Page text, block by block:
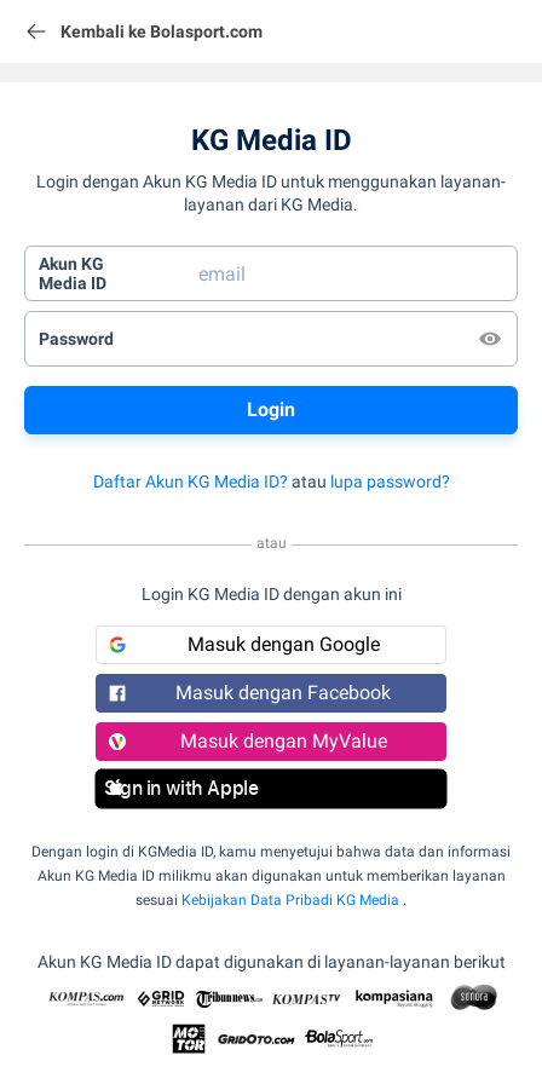
Kembali ke Bolasport.com
KG Media ID
Login dengan Akun KG Media ID untuk menggunakan layanan-
layanan dari KG Media.
Akun KG
Media ID
Password
Daftar Akun KG Media ID? atau lupa password?
atau
Login KG Media ID dengan akun ini
Masuk dengan Google
Masuk dengan Facebook
Masuk dengan MyValue
Sign in with Apple
Dengan login di KGMedia ID, kamu menyetujui bahwa data dan informasi
Akun KG Media ID milikmu akan digunakan untuk memberikan layanan
sesuai Kebijakan Data Pribadi KG Media .
Akun KG Media ID dapat digunakan di layanan-layanan berikut